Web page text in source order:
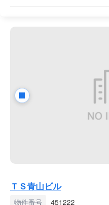
ＴＳ青山ビル
物件番号
451222